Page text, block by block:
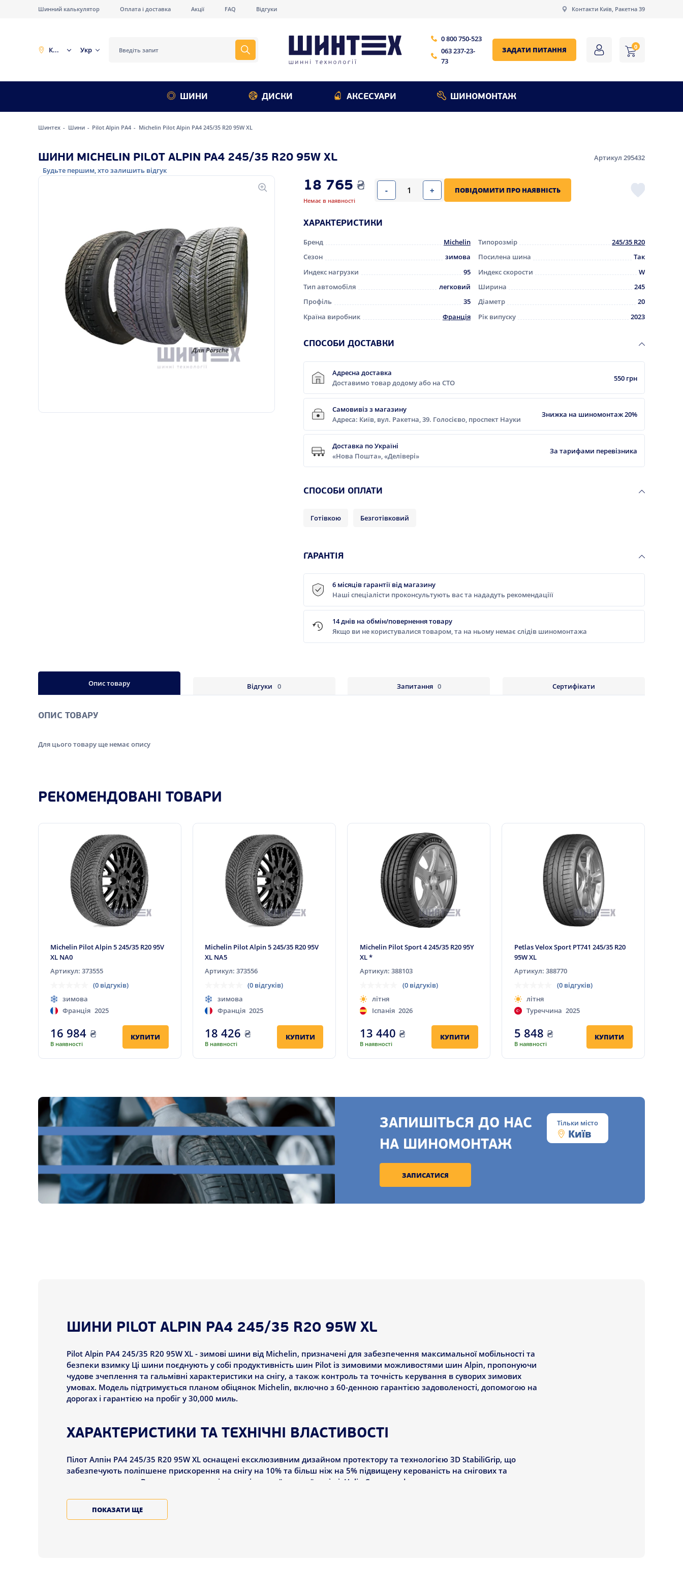
Шинний калькулятор Оплата і доставка Акції FAQ Відгуки Контакти Київ, Ракетна 39
Київ Укр
0 800 750-523
063 237-23-
73
ЗАДАТИ ПИТАННЯ 0
ШИНИ ДИСКИ АКСЕСУАРИ ШИНОМОНТАЖ
Шинтех Шини Pilot Alpin PA4 Michelin Pilot Alpin PA4 245/35 R20 95W XL
ШИНИ MICHELIN PILOT ALPIN PA4 245/35 R20 95W XL
Артикул 295432
Будьте першим, хто залишить відгук
18 765 ₴
Немає в наявності
- + ПОВІДОМИТИ ПРО НАЯВНІСТЬ
ХАРАКТЕРИСТИКИ
Бренд Michelin Типорозмір
245/35 R20
Сезон
зимова Посилена шина
Так
Индекс нагрузки
95 Индекс скорости
W
Тип автомобіля
легковий Ширина
245
Профіль
35 Діаметр
20
Країна виробник
Франція Рік випуску 2023
СПОСОБИ ДОСТАВКИ
Адресна доставка
Доставимо товар додому або на СТО
550 грн
Самовивіз з магазину
Адреса: Київ, вул. Ракетна, 39. Голосієво, проспект Науки
Знижка на шиномонтаж 20%
Доставка по Україні
«Нова Пошта», «Делівері»
За тарифами перевізника
СПОСОБИ ОПЛАТИ
Готівкою Безготівковий
ГАРАНТІЯ
6 місяців гарантії від магазину
Наші спеціалісти проконсультують вас та нададуть рекомендаціїї
14 днів на обмін/повернення товару
Якщо ви не користувалися товаром, та на ньому немає слідів шиномонтажа
Опис товару Відгуки 0 Запитання 0 Сертифікати
ОПИС ТОВАРУ
Для цього товару ще немає опису
РЕКОМЕНДОВАНІ ТОВАРИ
Michelin Pilot Alpin 5 245/35 R20 95V
XL NA0
Артикул: 373555
(0 відгуків)
зимова
Франція 2025
16 984 ₴
В наявності
КУПИТИ
Michelin Pilot Alpin 5 245/35 R20 95V
XL NA5
Артикул: 373556
(0 відгуків)
зимова
Франція 2025
18 426 ₴
В наявності
КУПИТИ
Michelin Pilot Sport 4 245/35 R20 95Y
XL *
Артикул: 388103
(0 відгуків)
літня
Іспанія 2026
13 440 ₴
В наявності
КУПИТИ
Petlas Velox Sport PT741 245/35 R20
95W XL
Артикул: 388770
(0 відгуків)
літня
Туреччина 2025
5 848 ₴
В наявності
КУПИТИ
ЗАПИШІТЬСЯ ДО НАС
НА ШИНОМОНТАЖ
Тільки місто
Київ
ЗАПИСАТИСЯ
ШИНИ PILOT ALPIN PA4 245/35 R20 95W XL
Pilot Alpin PA4 245/35 R20 95W XL - зимові шини від Michelin, призначені для забезпечення максимальної мобільності та
безпеки взимку Ці шини поєднують у собі продуктивність шин Pilot із зимовими можливостями шин Alpin, пропонуючи
чудове зчеплення та гальмівні характеристики на снігу, а також контроль та точність керування в суворих зимових
умовах. Модель підтримується планом обіцянок Michelin, включно з 60-денною гарантією задоволеності, допомогою на
дорогах і гарантією на пробіг у 30,000 миль.
ХАРАКТЕРИСТИКИ ТА ТЕХНІЧНІ ВЛАСТИВОСТІ
Пілот Алпін PA4 245/35 R20 95W XL оснащені ексклюзивним дизайном протектору та технологією 3D StabiliGrip, що
забезпечують поліпшене прискорення на снігу на 10% та більш ніж на 5% підвищену керованість на снігових та
крижаних шляхах. Використання повністю силіконової гумової суміші, Helio Compound, дає змогу шинам залишатися
снігу, льоду та мокрих шляхах. Ці шини сертифіковані для використання на престижних автомобілях провідних
виробників, таких як Porsche, BMW, Audi та Mercedes-Benz AMG.
ПОКАЗАТИ ЩЕ